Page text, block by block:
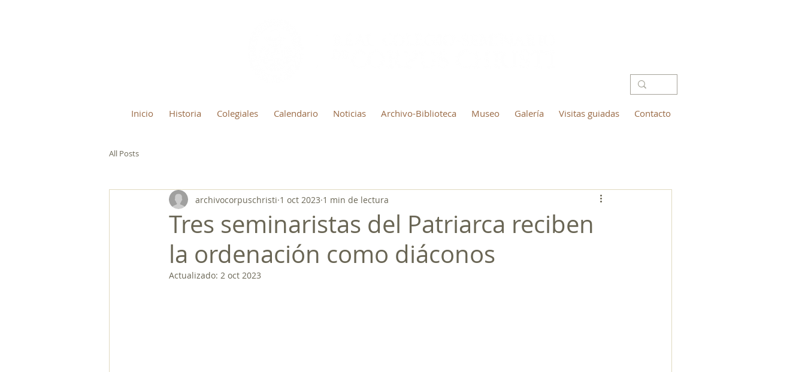
Inicio Historia Colegiales Calendario Noticias Archivo-Biblioteca Museo Galería Visitas guiadas Contacto
All Posts
Tres seminaristas del Patriarca reciben
la ordenación como diáconos
archivocorpuschristi 1 oct 2023 1 min de lectura
Actualizado: 2 oct 2023